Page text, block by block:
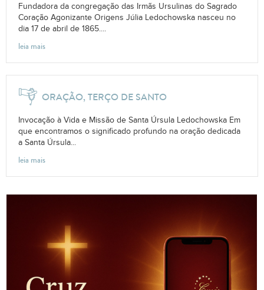
Fundadora da congregação das Irmãs Ursulinas do Sagrado
Coração Agonizante Origens Júlia Ledochowska nasceu no
dia 17 de abril de 1865....
leia mais
ORAÇÃO, TERÇO DE SANTO
Invocação à Vida e Missão de Santa Úrsula Ledochowska Em
que encontramos o significado profundo na oração dedicada
a Santa Úrsula...
leia mais